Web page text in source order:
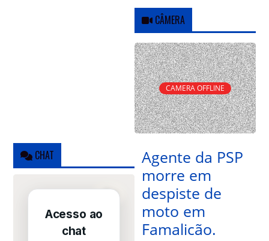
CÂMERA
CAMERA OFFLINE
CHAT
Agente da PSP
morre em
despiste de
moto em
Famalicão.